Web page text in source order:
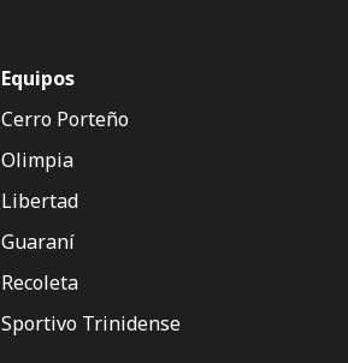
Equipos
Cerro Porteño
Olimpia
Libertad
Guaraní
Recoleta
Sportivo Trinidense